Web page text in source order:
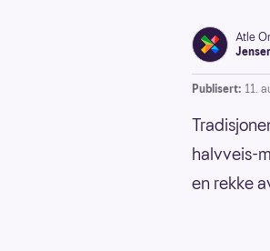
Atle
Publisert: 11.
halvveis-
en rekke